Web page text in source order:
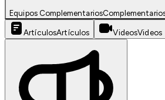
Equipos Complementarios
ArtículosArtículos VideosVideos